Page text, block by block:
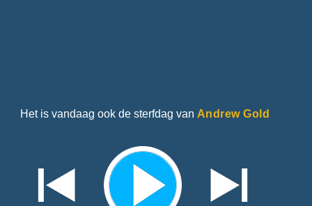
Het is vandaag ook de sterfdag van Andrew Gold